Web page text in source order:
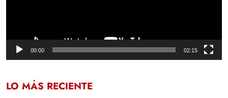
00:00 02:15
LO MÁS RECIENTE